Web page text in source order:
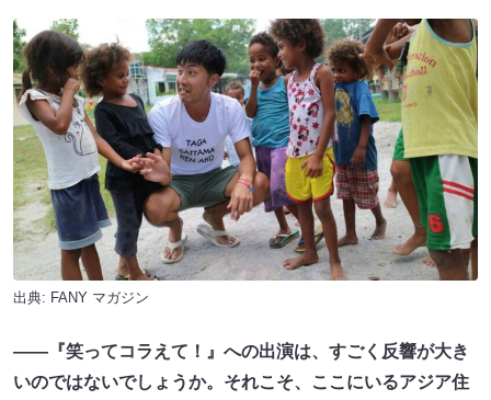
出典: FANY マガジン
――『笑ってコラえて！』への出演は、すごく反響が大き
いのではないでしょうか。それこそ、ここにいるアジア住